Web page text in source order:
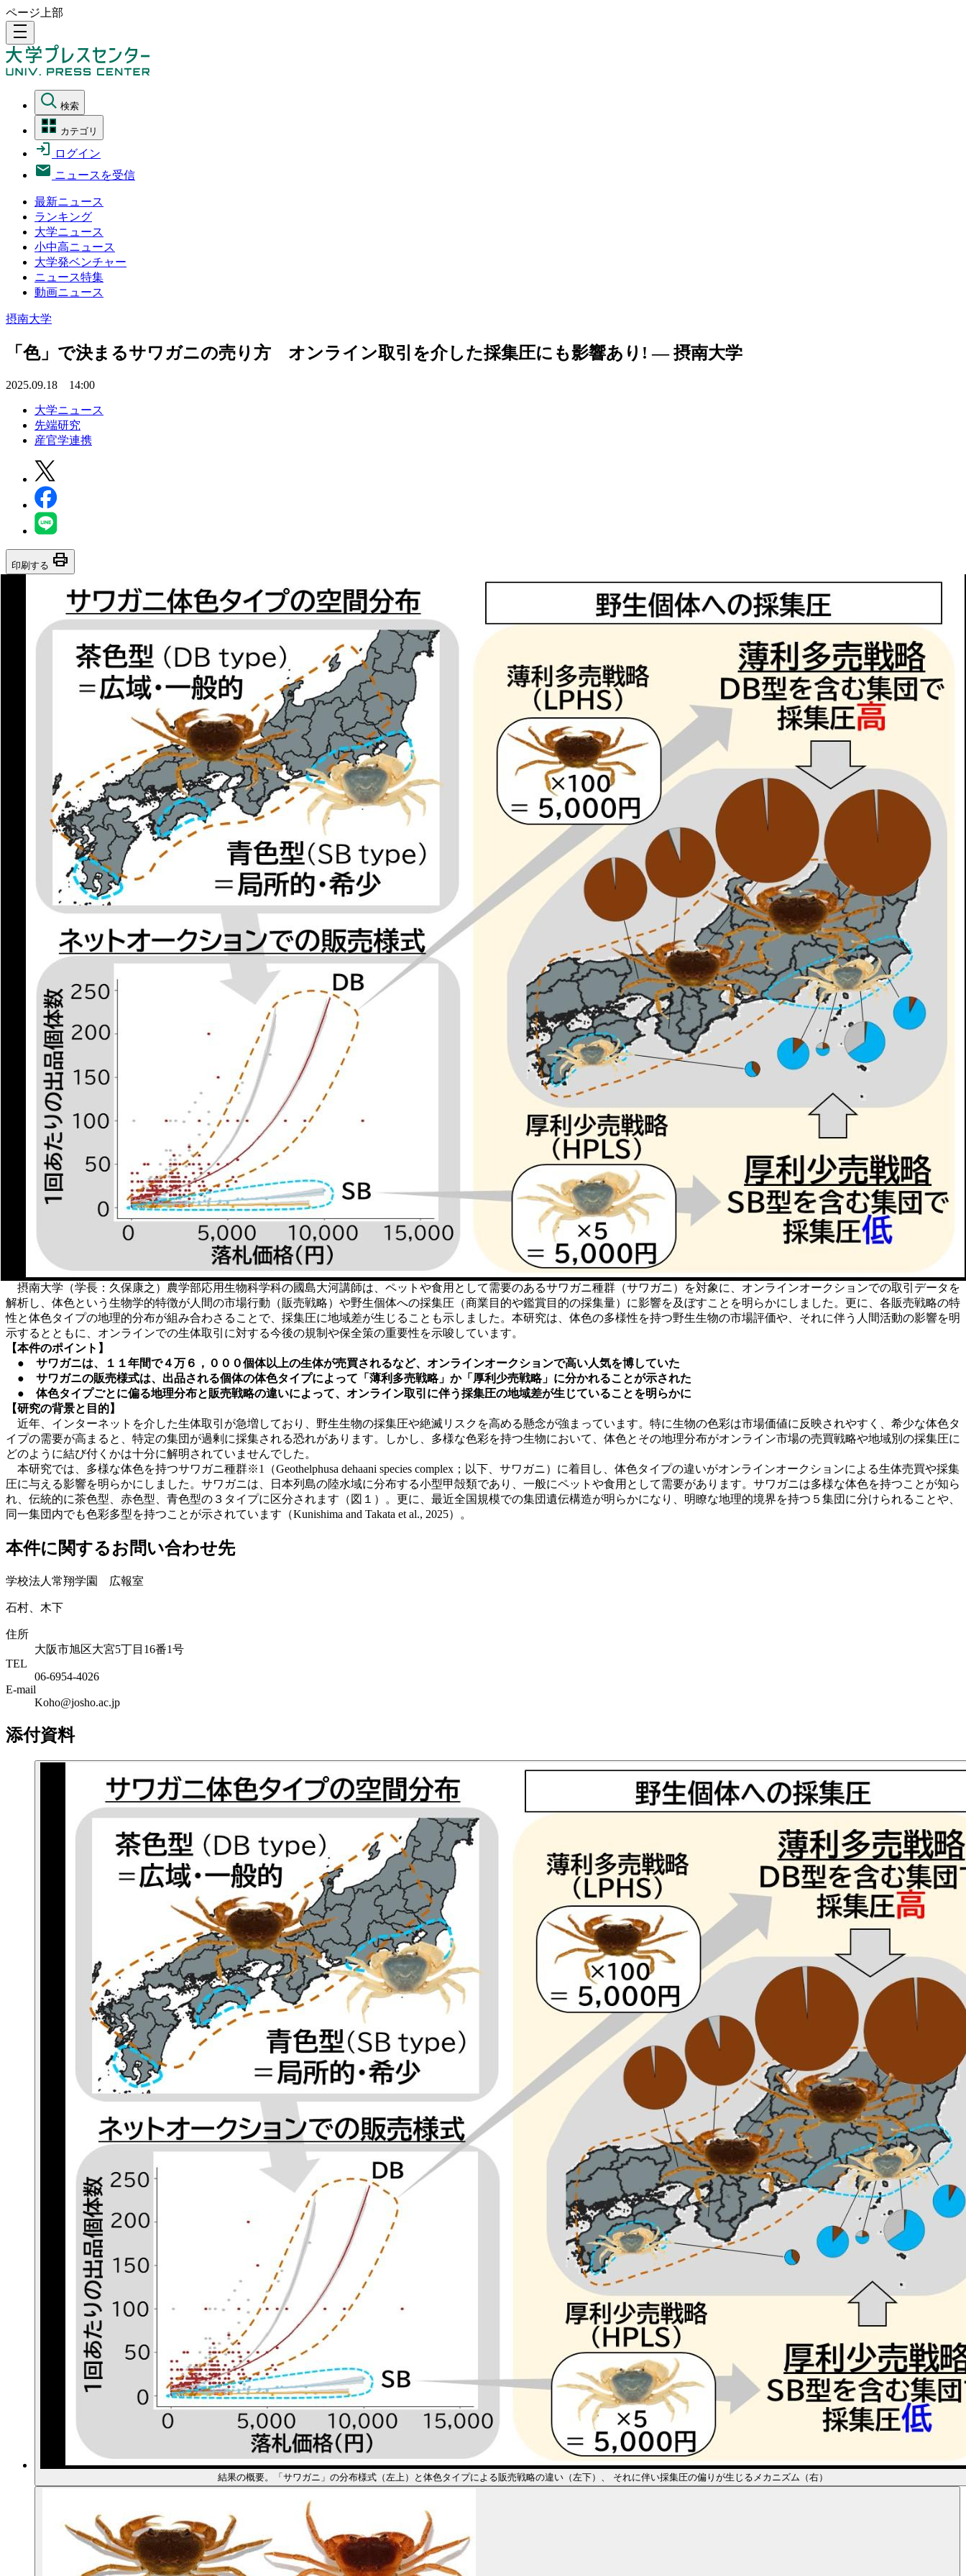
ページ上部
density_medium
検索
カテゴリ
ログイン
ニュースを受信
最新ニュース
ランキング
大学ニュース
小中高ニュース
大学発ベンチャー
ニュース特集
動画ニュース
摂南大学
「色」で決まるサワガニの売り方 オンライン取引を介した採集圧にも影響あり! — 摂南大学
2025.09.18 14:00
大学ニュース
先端研究
産官学連携
印刷する print
摂南大学（学長：久保康之）農学部応用生物科学科の國島大河講師は、ペットや食用として需要のあるサワガニ種群（サワガニ）を対象に、オンラインオークションでの取引データを
解析し、体色という生物学的特徴が人間の市場行動（販売戦略）や野生個体への採集圧（商業目的や鑑賞目的の採集量）に影響を及ぼすことを明らかにしました。更に、各販売戦略の特
性と体色タイプの地理的分布が組み合わさることで、採集圧に地域差が生じることも示しました。本研究は、体色の多様性を持つ野生生物の市場評価や、それに伴う人間活動の影響を明
示するとともに、オンラインでの生体取引に対する今後の規制や保全策の重要性を示唆しています。
【本件のポイント】
● サワガニは、１１年間で４万６，０００個体以上の生体が売買されるなど、オンラインオークションで高い人気を博していた
● サワガニの販売様式は、出品される個体の体色タイプによって「薄利多売戦略」か「厚利少売戦略」に分かれることが示された
● 体色タイプごとに偏る地理分布と販売戦略の違いによって、オンライン取引に伴う採集圧の地域差が生じていることを明らかに
【研究の背景と目的】
近年、インターネットを介した生体取引が急増しており、野生生物の採集圧や絶滅リスクを高める懸念が強まっています。特に生物の色彩は市場価値に反映されやすく、希少な体色タ
イプの需要が高まると、特定の集団が過剰に採集される恐れがあります。しかし、多様な色彩を持つ生物において、体色とその地理分布がオンライン市場の売買戦略や地域別の採集圧に
どのように結び付くかは十分に解明されていませんでした。
本研究では、多様な体色を持つサワガニ種群※1（Geothelphusa dehaani species complex；以下、サワガニ）に着目し、体色タイプの違いがオンラインオークションによる生体売買や採集
圧に与える影響を明らかにしました。サワガニは、日本列島の陸水域に分布する小型甲殻類であり、一般にペットや食用として需要があります。サワガニは多様な体色を持つことが知ら
れ、伝統的に茶色型、赤色型、青色型の３タイプに区分されます（図１）。更に、最近全国規模での集団遺伝構造が明らかになり、明瞭な地理的境界を持つ５集団に分けられることや、
同一集団内でも色彩多型を持つことが示されています（Kunishima and Takata et al., 2025）。
本件に関するお問い合わせ先
学校法人常翔学園 広報室
石村、木下
住所
大阪市旭区大宮5丁目16番1号
TEL
06-6954-4026
E-mail
Koho@josho.ac.jp
添付資料
結果の概要。「サワガニ」の分布様式（左上）と体色タイプによる販売戦略の違い（左下）、 それに伴い採集圧の偏りが生じるメカニズム（右）